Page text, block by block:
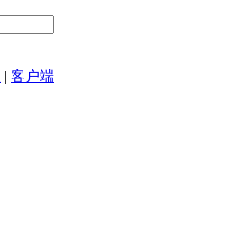
| 客户端